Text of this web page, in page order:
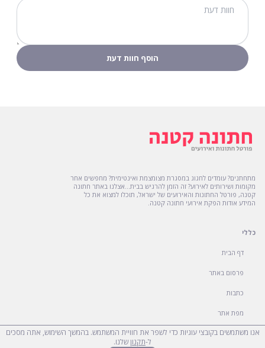
מתחתנים? עומדים לחגוג במסגרת מצומצמת ואינטימית? מחפשים אחר
מקומות ושירותים לאירוע? זה הזמן להרגיש בבית...אצלנו באתר חתונה
קטנה, פורטל החתונות והאירועים של ישראל, תוכלו למצוא את כל
המידע אודות הפקת אירועי חתונה קטנה.
כללי
דף הבית
פרסום באתר
כתבות
מפת אתר
הצהרת נגישות
אנו משתמשים בקובצי עוגיות כדי לשפר את חוויית המשתמש. בהמשך השימוש, אתה מסכים
ל-תקנוןשלנו.